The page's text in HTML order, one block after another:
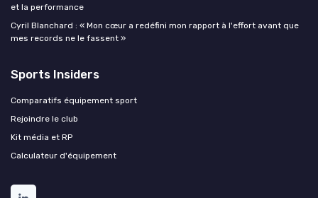
et la performance
Cyril Blanchard : « Mon cœur a redéfini mon rapport à l'effort avant que
mes records ne le fassent »
Sports Insiders
Comparatifs équipement sport
Rejoindre le club
Kit média et RP
Calculateur d'équipement